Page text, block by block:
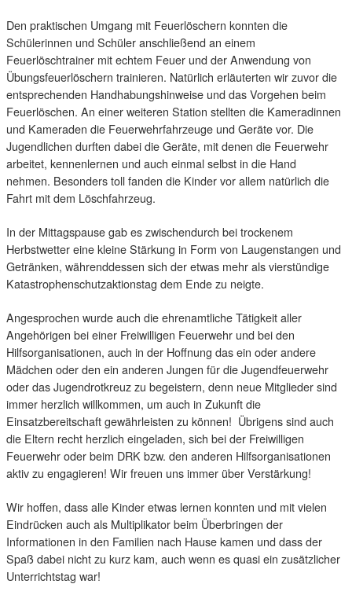
Den praktischen Umgang mit Feuerlöschern konnten die
Schülerinnen und Schüler anschließend an einem
Feuerlöschtrainer mit echtem Feuer und der Anwendung von
Übungsfeuerlöschern trainieren. Natürlich erläuterten wir zuvor die
entsprechenden Handhabungshinweise und das Vorgehen beim
Feuerlöschen. An einer weiteren Station stellten die Kameradinnen
und Kameraden die Feuerwehrfahrzeuge und Geräte vor. Die
Jugendlichen durften dabei die Geräte, mit denen die Feuerwehr
arbeitet, kennenlernen und auch einmal selbst in die Hand
nehmen. Besonders toll fanden die Kinder vor allem natürlich die
Fahrt mit dem Löschfahrzeug.
In der Mittagspause gab es zwischendurch bei trockenem
Herbstwetter eine kleine Stärkung in Form von Laugenstangen und
Getränken, währenddessen sich der etwas mehr als vierstündige
Katastrophenschutzaktionstag dem Ende zu neigte.
Angesprochen wurde auch die ehrenamtliche Tätigkeit aller
Angehörigen bei einer Freiwilligen Feuerwehr und bei den
Hilfsorganisationen, auch in der Hoffnung das ein oder andere
Mädchen oder den ein anderen Jungen für die Jugendfeuerwehr
oder das Jugendrotkreuz zu begeistern, denn neue Mitglieder sind
immer herzlich willkommen, um auch in Zukunft die
Einsatzbereitschaft gewährleisten zu können! Übrigens sind auch
die Eltern recht herzlich eingeladen, sich bei der Freiwilligen
Feuerwehr oder beim DRK bzw. den anderen Hilfsorganisationen
aktiv zu engagieren! Wir freuen uns immer über Verstärkung!
Wir hoffen, dass alle Kinder etwas lernen konnten und mit vielen
Eindrücken auch als Multiplikator beim Überbringen der
Informationen in den Familien nach Hause kamen und dass der
Spaß dabei nicht zu kurz kam, auch wenn es quasi ein zusätzlicher
Unterrichtstag war!